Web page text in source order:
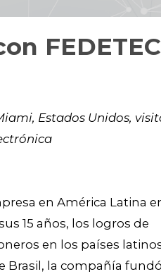
FEDETEC
Estados Unidos,
en América Latina
15 años, los logros de
en los países
Brasil, la compañía